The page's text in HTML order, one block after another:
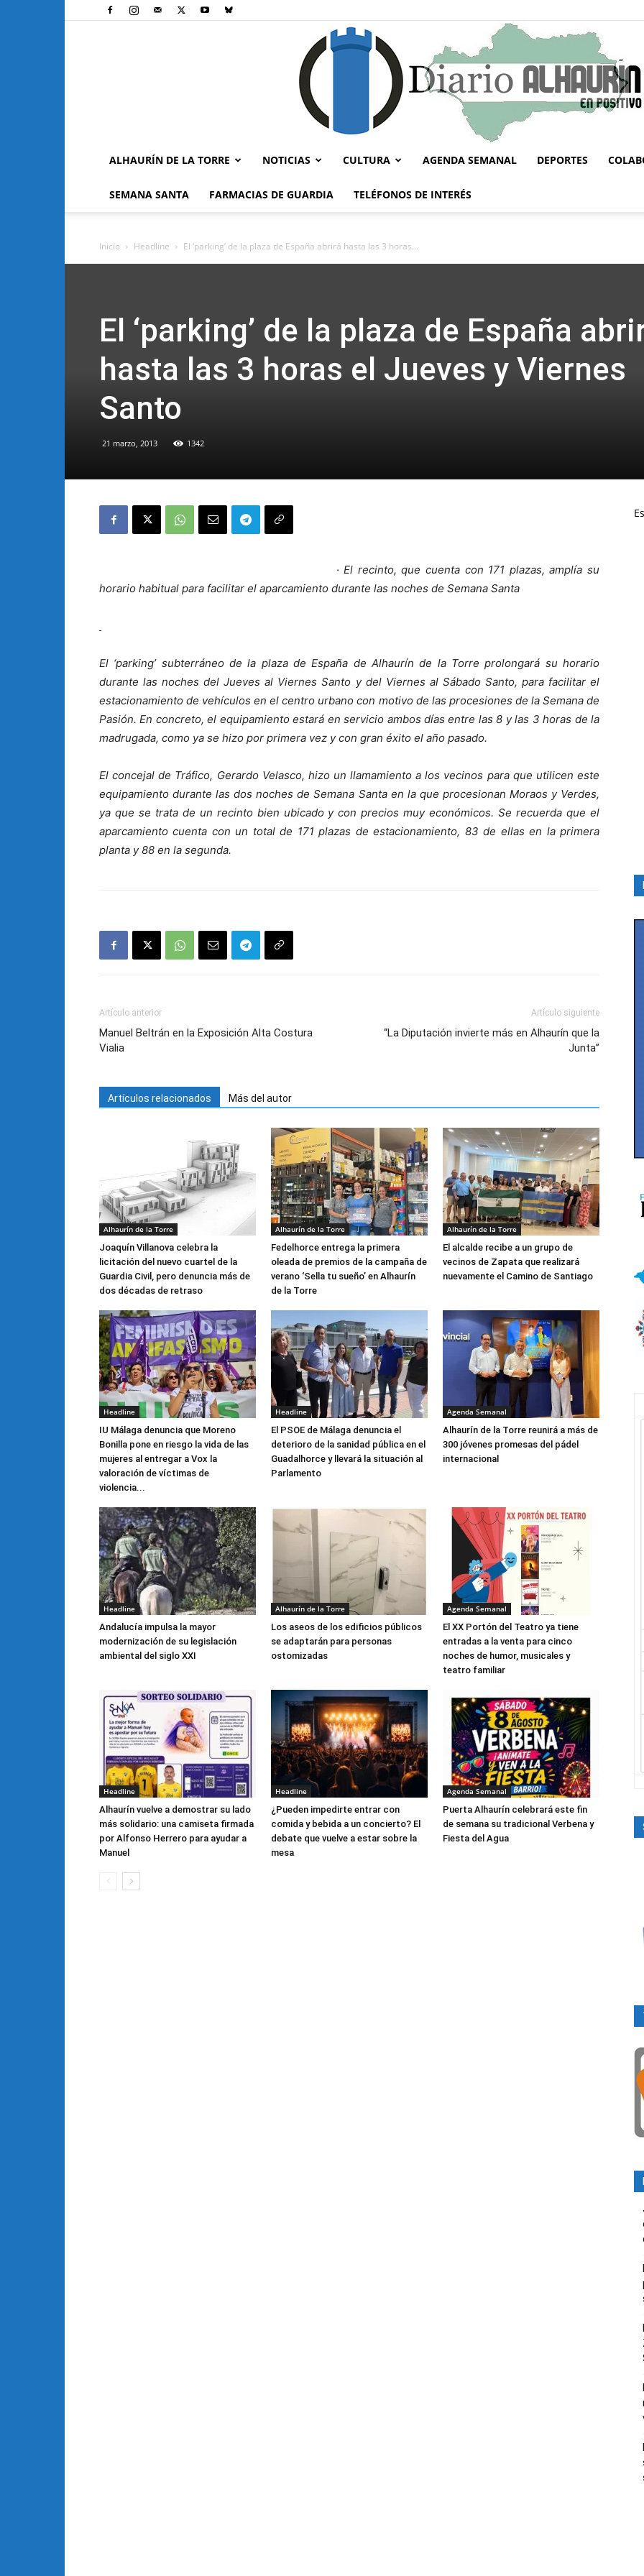
ALHAURÍN DE LA TORRE NOTICIAS CULTURA AGENDA SEMANAL DEPORTES
SEMANA SANTA FARMACIAS DE GUARDIA TELÉFONOS DE INTERÉS
Inicio Headline El ‘parking’ de la plaza de España abrirá hasta las 3 horas...
El ‘parking’ de la plaza de España
hasta las 3 horas el Jueves y Viernes
Santo
21 marzo, 2013 1342
·El recinto, que cuenta con 171 plazas, amplía su
horario habitual para facilitar el aparcamiento durante las noches de Semana Santa
El ‘parking’ subterráneo de la plaza de España de Alhaurín de la Torre prolongará su horario
durante las noches del Jueves al Viernes Santo y del Viernes al Sábado Santo, para facilitar el
estacionamiento de vehículos en el centro urbano con motivo de las procesiones de la Semana de
Pasión. En concreto, el equipamiento estará en servicio ambos días entre las 8 y las 3 horas de la
madrugada, como ya se hizo por primera vez y con gran éxito el año pasado.
El concejal de Tráfico, Gerardo Velasco, hizo un llamamiento a los vecinos para que utilicen este
equipamiento durante las dos noches de Semana Santa en la que procesionan Moraos y Verdes,
ya que se trata de un recinto bien ubicado y con precios muy económicos. Se recuerda que el
aparcamiento cuenta con un total de 171 plazas de estacionamiento, 83 de ellas en la primera
planta y 88 en la segunda.
Artículo anterior
Manuel Beltrán en la Exposición Alta Costura
Vialia
Artículo siguiente
“La Diputación invierte más en Alhaurín que la
Junta”
Artículos relacionados Más del autor
Alhaurín de la Torre
Joaquín Villanova celebra la
licitación del nuevo cuartel de la
Guardia Civil, pero denuncia más de
dos décadas de retraso
Alhaurín de la Torre
Fedelhorce entrega la primera
oleada de premios de la campaña de
verano ‘Sella tu sueño’ en Alhaurín
de la Torre
Alhaurín de la Torre
El alcalde recibe a un grupo de
vecinos de Zapata que realizará
nuevamente el Camino de Santiago
Headline
IU Málaga denuncia que Moreno
Bonilla pone en riesgo la vida de las
mujeres al entregar a Vox la
valoración de víctimas de
violencia...
Headline
El PSOE de Málaga denuncia el
deterioro de la sanidad pública en el
Guadalhorce y llevará la situación al
Parlamento
Agenda Semanal
Alhaurín de la Torre reunirá a más de
300 jóvenes promesas del pádel
internacional
Headline
Andalucía impulsa la mayor
modernización de su legislación
ambiental del siglo XXI
Alhaurín de la Torre
Los aseos de los edificios públicos
se adaptarán para personas
ostomizadas
Agenda Semanal
El XX Portón del Teatro ya tiene
entradas a la venta para cinco
noches de humor, musicales y
teatro familiar
Headline
Alhaurín vuelve a demostrar su lado
más solidario: una camiseta firmada
por Alfonso Herrero para ayudar a
Manuel
Headline
¿Pueden impedirte entrar con
comida y bebida a un concierto? El
debate que vuelve a estar sobre la
mesa
Agenda Semanal
Puerta Alhaurín celebrará este fin
de semana su tradicional Verbena y
Fiesta del Agua